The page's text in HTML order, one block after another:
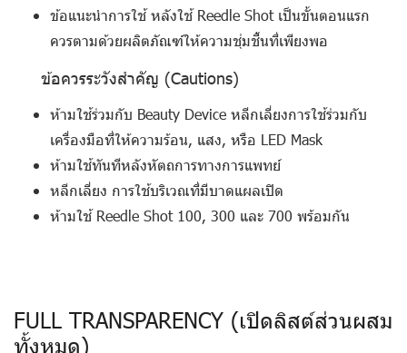
ข้อแนะนำการใช้หลังใช้ Reedle Shot เป็นขั้นตอนแรก
ควรตามด้วยผลิตภัณฑ์ให้ความชุ่มชื้นที่เพียงพอ
ข้อควรระวังสำคัญ (Cautions)
ห้ามใช้ร่วมกับ Beauty Device หลีกเลี่ยงการใช้ร่วมกับ
เครื่องมือที่ให้ความร้อน, แสง, หรือ LED Mask
ห้ามใช้ทันทีหลังหัตถการทางการแพทย์
หลีกเลี่ยง การใช้บริเวณที่มีบาดแผลเปิด
ห้ามใช้Reedle Shot 100, 300 และ 700 พร้อมกัน
FULL TRANSPARENCY (เปิดลิสต์ส่วนผสม
ทั้งหมด)